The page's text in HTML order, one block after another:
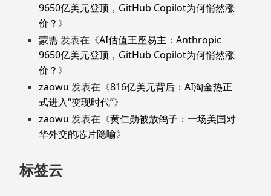
9650亿美元登顶，GitHub Copilot为何悄然涨
价？ 》
蒙需 发表在《AI估值王座易主：Anthropic
9650亿美元登顶，GitHub Copilot为何悄然涨
价？ 》
zaowu 发表在《816亿美元背后：AI淘金热正
式进入“变现时代”》
zaowu 发表在《黄仁勋被放鸽子：一场美国对
华外交的芯片隐喻》
标签云